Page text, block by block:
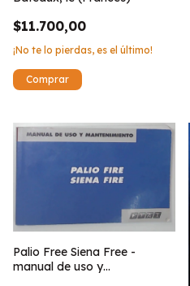
$11.700,00
¡No te lo pierdas, es el último!
Palio Free Siena Free -
manual de uso y